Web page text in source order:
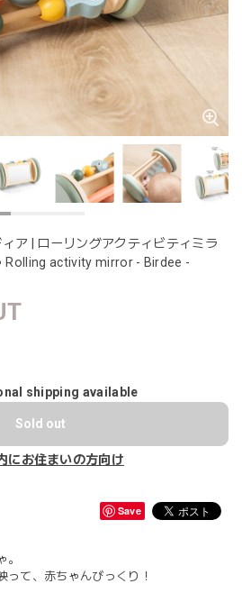
ア | ローリングアクティビティミラ
Rolling activity mirror - Birdee -
shipping available
Sold out
にお住まいの方向け
Save
って、赤ちゃんびっくり！